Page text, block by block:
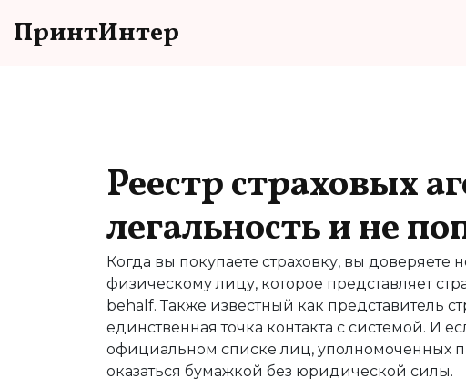
ПринтИнтер
Реестр страховых
легальность и не
Когда вы покупаете страховку, вы
физическому лицу, которое представляет
behalf. Также известный как представитель
единственная точка контакта с системой. И
официальном списке лиц, уполномоченных
оказаться бумажкой без юридической силы.